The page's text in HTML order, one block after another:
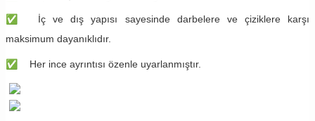
✅ İç ve dış yapısı sayesinde darbelere ve çiziklere karşı
maksimum dayanıklıdır.
✅ Her ince ayrıntısı özenle uyarlanmıştır.